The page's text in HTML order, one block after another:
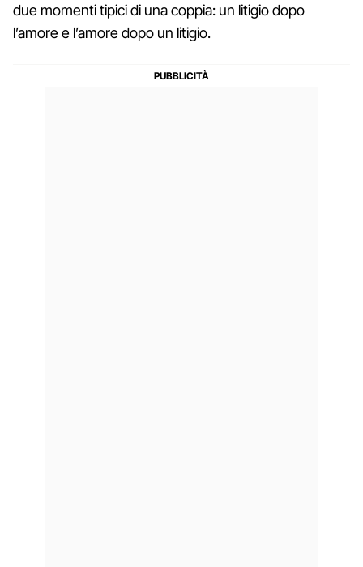
due momenti tipici di una coppia: un litigio dopo
l’amore e l’amore dopo un litigio.